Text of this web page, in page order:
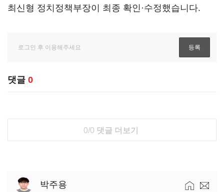
최신형 정치정책부장이 최종 확인·수정했습니다.
댓글 0
0/0 댓글 더보기
박주용